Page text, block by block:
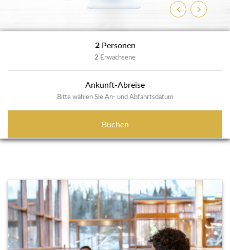
ZurückWeiter
2 Personen
2 Erwachsene
Ankunft-Abreise
Bitte wählen Sie An- und Abfahrtsdatum
Buchen